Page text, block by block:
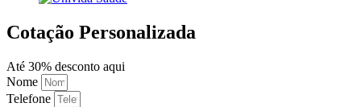
Cotação Personalizada
Até 30% desconto aqui
Nome
Telefone